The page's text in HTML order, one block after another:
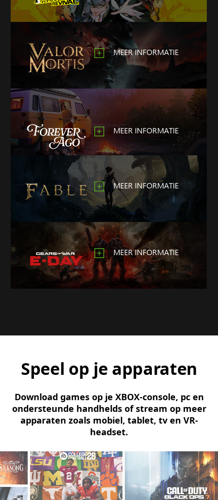
MEER INFORMATIE
MEER INFORMATIE
MEER INFORMATIE
MEER INFORMATIE
Speel op je apparaten
Download games op je XBOX-console, pc en
ondersteunde handhelds of stream op meer
apparaten zoals mobiel, tablet, tv en VR-
headset.